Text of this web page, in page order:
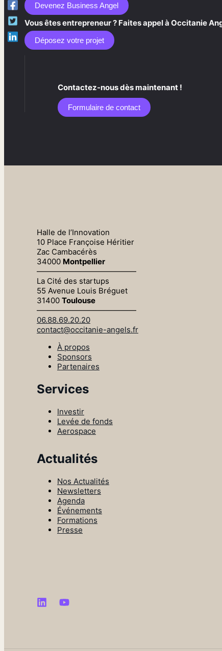
Devenez Business Angel
Vous êtes entrepreneur ? Faites appel à Occitanie
Déposez votre projet
Contactez-nous dès maintenant !
Formulaire de contact​
Halle de l’Innovation
10 Place Françoise Héritier
Zac Cambacérès
34000 Montpellier
—————————————
La Cité des startups
55 Avenue Louis Bréguet
31400 Toulouse
—————————————
06.88.69.20.20
contact@occitanie-angels.fr
À propos
Sponsors
Partenaires
Services
Investir
Levée de fonds
Aerospace
Actualités
Nos Actualités
Newsletters
Agenda
Événements
Formations
Presse